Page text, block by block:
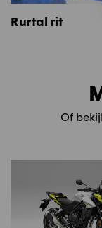
Rurtal rit
Of